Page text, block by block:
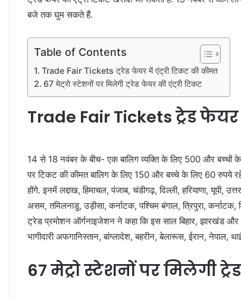
बजे तक घुम सकते हैं.
Table of Contents
Trade Fair Tickets ट्रेड फेयर में एंट्री टिकट की कीमत
67 मेट्रो स्टेशनों पर मिलेगी ट्रेड फेयर की एंट्री टिकट
Trade Fair Tickets ट्रेड
14 से 18 नवंबर के बीच- एक बालिग व्यक्ति के लिए 500 और
पर टिकट की कीमत बालिग के लिए 150 और बच्चे के लिए 60 रुपये
होंगे. इनमें लद्दाख, हिमाचल, पंजाब, चंडीगढ़, दिल्ली, हरियाणा, यूपी,
असम, तमिलनाडु, उड़ीसा, कर्नाटक, पश्चिम बंगाल, त्रिपुरा, कर्नाटक,
ट्रेड प्रमोशन ऑर्गनाइजेशन ने कहा कि इस साल बिहार, झारखंड और
भागीदारी अफगानिस्तान, बांग्लादेश, बहरीन, बेलारूस, ईरान,
67 मेट्रो स्टेशनों पर मिलेगी